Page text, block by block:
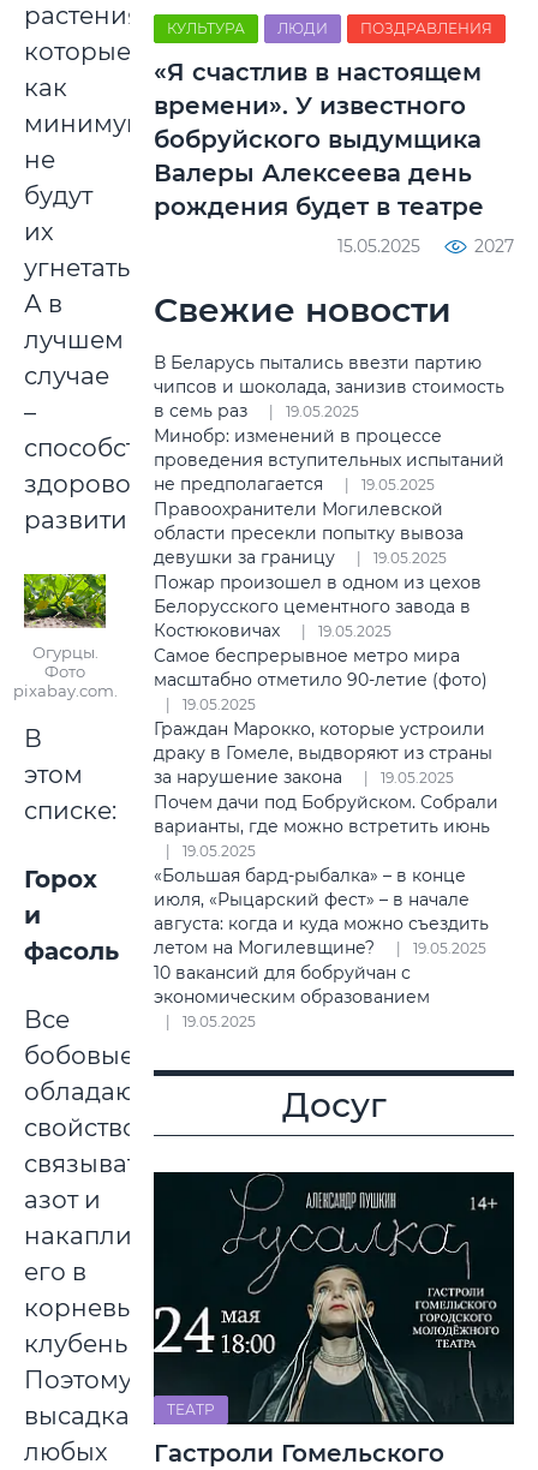
растения,
которые,
как
минимум,
не
будут
их
угнетать.
А в
лучшем
случае
–
способствовать
здоровому
развитию.
Огурцы.
Фото
pixabay.com.
В
этом
списке:
Горох
и
фасоль
Все
бобовые
обладают
свойством
связывать
азот и
накапливать
его в
корневых
клубеньках.
Поэтому
высадка
любых
КУЛЬТУРА ЛЮДИ ПОЗДРАВЛЕНИЯ
«Я счастлив в настоящем
времени». У известного
бобруйского выдумщика
Валеры Алексеева день
рождения будет в театре
15.05.2025 2027
Свежие новости
В Беларусь пытались ввезти партию
чипсов и шоколада, занизив стоимость
в семь раз
19.05.2025
Минобр: изменений в процессе
проведения вступительных испытаний
не предполагается
19.05.2025
Правоохранители Могилевской
области пресекли попытку вывоза
девушки за границу
19.05.2025
Пожар произошел в одном из цехов
Белорусского цементного завода в
Костюковичах
19.05.2025
Самое беспрерывное метро мира
масштабно отметило 90-летие (фото)
19.05.2025
Граждан Марокко, которые устроили
драку в Гомеле, выдворяют из страны
за нарушение закона
19.05.2025
Почем дачи под Бобруйском. Собрали
варианты, где можно встретить июнь
19.05.2025
«Большая бард-рыбалка» – в конце
июля, «Рыцарский фест» – в начале
августа: когда и куда можно съездить
летом на Могилевщине?
19.05.2025
10 вакансий для бобруйчан с
экономическим образованием
19.05.2025
Досуг
ТЕАТР
Гастроли Гомельского